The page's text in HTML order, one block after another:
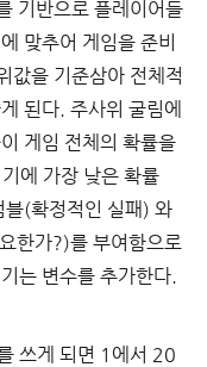
기반으로 플레이어들
맞추어 게임을 준비
값을 기준삼아 전체적
된다 주사위 굴림에
게임 전체의 확률을
에 가장 낮은 확률
블(확정적인 실패) 와
한가?)를 부여함으로
는 변수를 추가한다
쓰게 되면 1 에서 20